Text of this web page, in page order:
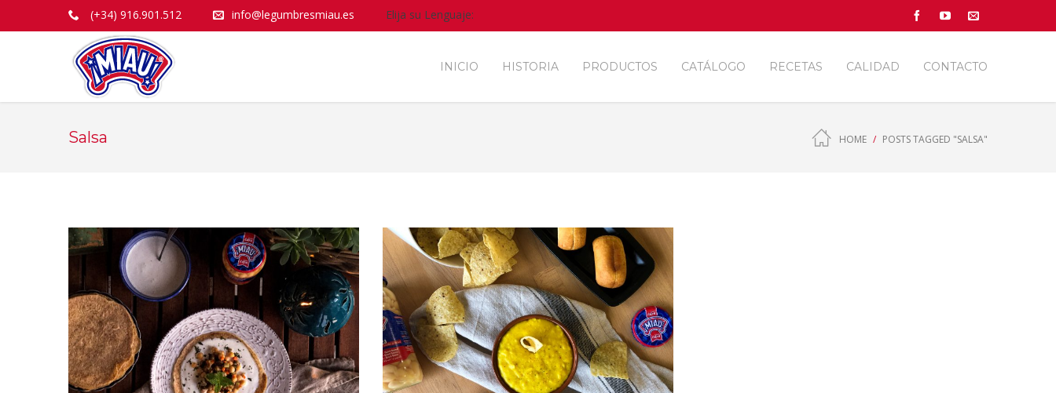
(+34) 916.901.512 info@legumbresmiau.es Elija su Lenguaje:
INICIO HISTORIA PRODUCTOS CATÁLOGO RECETAS CALIDAD CONTACTO
Salsa HOME POSTS TAGGED "SALSA"